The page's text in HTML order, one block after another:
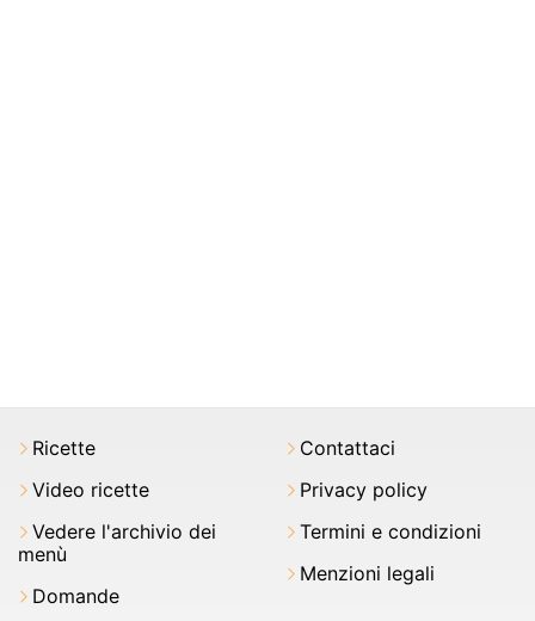
Ricette
Video ricette
Vedere l'archivio dei
menù
Domande
Contattaci
Privacy policy
Termini e condizioni
Menzioni legali